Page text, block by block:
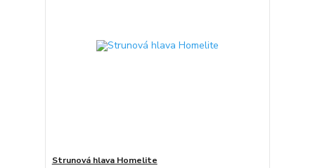
Strunová hlava Homelite